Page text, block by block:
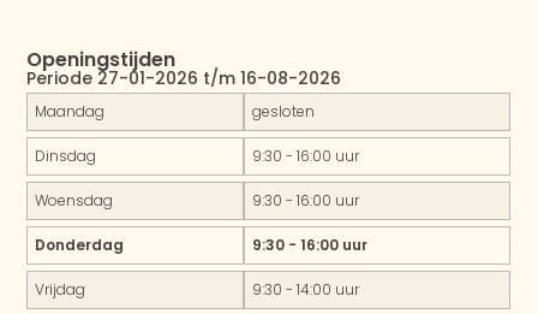
Openingstijden
Periode 27-01-2026 t/m 16-08-2026
Maandag gesloten
Dinsdag 9:30 - 16:00 uur
Woensdag 9:30 - 16:00 uur
Donderdag 9:30 - 16:00 uur
Vrijdag 9:30 - 14:00 uur